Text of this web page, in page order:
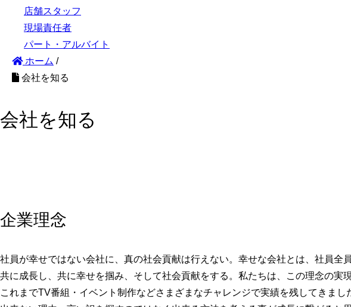
店舗スタッフ
現場責任者
パート・アルバイト
ホーム /
会社を知る
会社を知る
企業理念
社員が幸せではない会社に、真の社会貢献は行えない。幸せな会社とは、社員全
共に成長し、共に幸せを掴み、そして社会貢献をする。私たちは、この理念の実
これまでTV番組・イベント制作などさまざまなチャレンジで実績を残してきまし